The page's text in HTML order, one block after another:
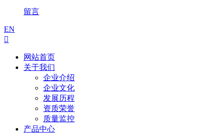
留言
EN

网站首页
关于我们
企业介绍
企业文化
发展历程
资质荣誉
质量监控
产品中心